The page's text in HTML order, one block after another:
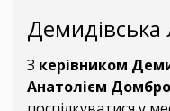
Демидівська
З керівником
Анатолієм